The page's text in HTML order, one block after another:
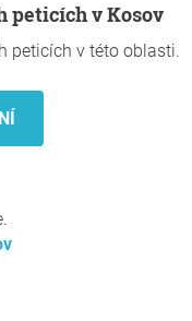
peticích v Kosov
peticích v této oblasti.